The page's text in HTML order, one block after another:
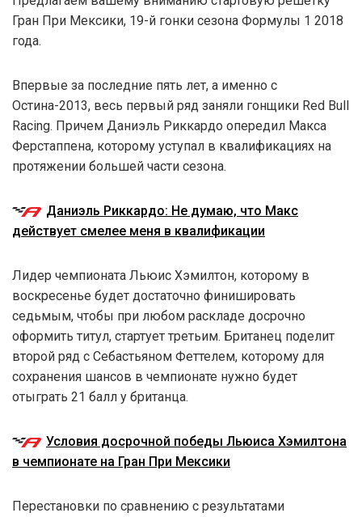
Гран При Мексики, 19-й гонки сезона Формулы 1 2018
года.
Впервые за последние пять лет, а именно с
Остина-2013, весь первый ряд заняли гонщики Red Bull
Racing. Причем Даниэль Риккардо опередил Макса
Ферстаппена, которому уступал в квалификациях на
протяжении большей части сезона.
Даниэль Риккардо: Не думаю, что Макс
действует смелее меня в квалификации
Лидер чемпионата Льюис Хэмилтон, которому в
воскресенье будет достаточно финишировать
седьмым, чтобы при любом раскладе досрочно
оформить титул, стартует третьим. Британец поделит
второй ряд с Себастьяном Феттелем, которому для
сохранения шансов в чемпионате нужно будет
отыграть 21 балл у британца.
Условия досрочной победы Льюиса Хэмилтона
в чемпионате на Гран При Мексики
Перестановки по сравнению с результатами